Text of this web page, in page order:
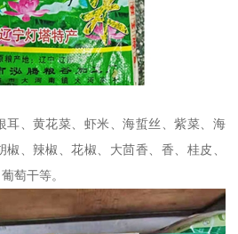
耳、黄花菜、虾米、海蜇丝、紫菜、海
、辣椒、花椒、大茴香、香、桂皮、
萄干等。